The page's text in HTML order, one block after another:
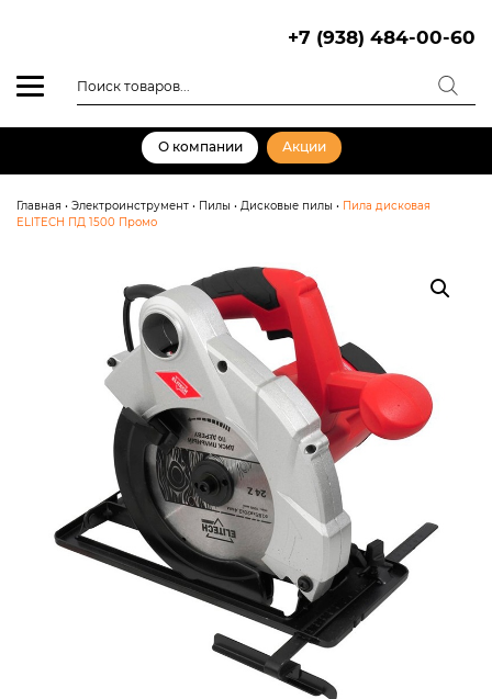
+7 (938) 484-00-60
товаров
О компании Акции
Главная • Электроинструмент • Пилы • Дисковые пилы • Пила дисковая
ELITECH ПД 1500 Промо